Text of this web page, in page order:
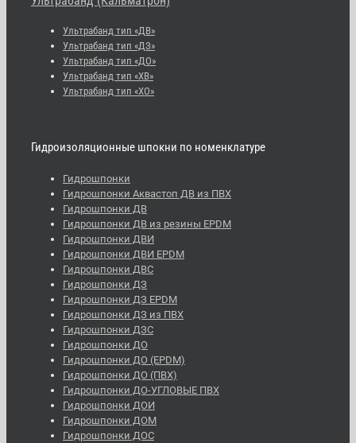
Ультрабанд тип «ДВ»
Ультрабанд тип «ДЗ»
Ультрабанд тип «ДО»
Ультрабанд тип «ХВ»
Ультрабанд тип «ХО»
Гидроизоляционные шпокни по номенклатуре
Гидрошпонки
Гидрошпонки Аквастоп ДВ из ПВХ
Гидрошпонки ДВ
Гидрошпонки ДВ из резины EPDM
Гидрошпонки ДВИ
Гидрошпонки ДВИ EPDM
Гидрошпонки ДВС
Гидрошпонки ДЗ
Гидрошпонки ДЗ EPDM
Гидрошпонки ДЗ из ПВХ
Гидрошпонки ДЗС
Гидрошпонки ДО
Гидрошпонки ДО (EPDM)
Гидрошпонки ДО (ПВХ)
Гидрошпонки ДО-УГЛОВЫЕ ПВХ
Гидрошпонки ДОИ
Гидрошпонки ДОМ
Гидрошпонки ДОС